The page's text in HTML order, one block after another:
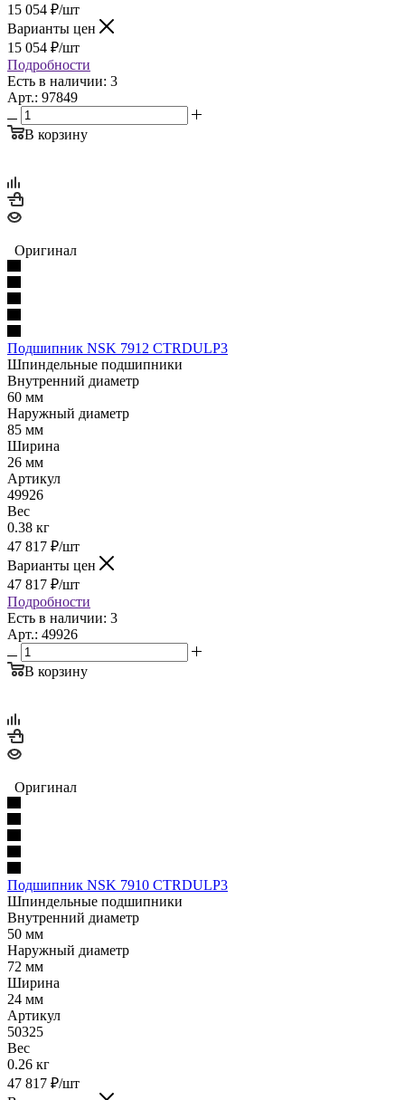
15 054 ₽/шт
Варианты цен
15 054 ₽/шт
Подробности
Есть в наличии: 3
Арт.: 97849
В корзину
Оригинал
Подшипник NSK 7912 CTRDULP3
Шпиндельные подшипники
Внутренний диаметр
60 мм
Наружный диаметр
85 мм
Ширина
26 мм
Артикул
49926
Вес
0.38 кг
47 817 ₽/шт
Варианты цен
47 817 ₽/шт
Подробности
Есть в наличии: 3
Арт.: 49926
В корзину
Оригинал
Подшипник NSK 7910 CTRDULP3
Шпиндельные подшипники
Внутренний диаметр
50 мм
Наружный диаметр
72 мм
Ширина
24 мм
Артикул
50325
Вес
0.26 кг
47 817 ₽/шт